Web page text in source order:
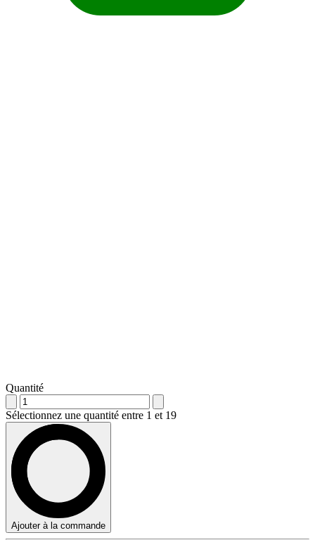
Quantité
Sélectionnez une quantité entre 1 et 19
Ajouter à la commande